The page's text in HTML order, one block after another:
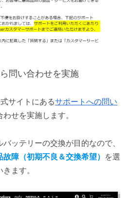
問い合わせを実施
サイトにあるサポートへの問い
せを実施します。
ッテリーの交換が目的なので、
故障（初期不良＆交換希望）
を選
ます。